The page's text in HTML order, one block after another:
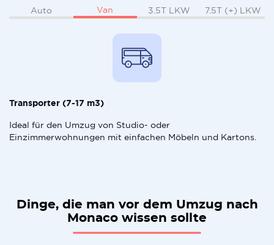
Auto Van 3.5T LKW 7.5T (+) LKW
Transporter (7-17 m3)
Ideal für den Umzug von Studio- oder
Einzimmerwohnungen mit einfachen Möbeln und Kartons.
Dinge, die man vor dem Umzug nach
Monaco wissen sollte